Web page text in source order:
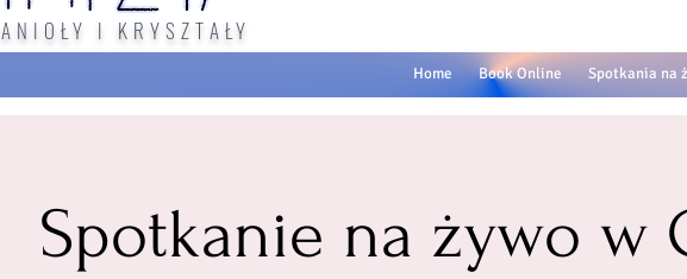
Home Book Online Spotkania na
ANIOŁY I KRYSZTAŁY
Spotkanie na żywo w